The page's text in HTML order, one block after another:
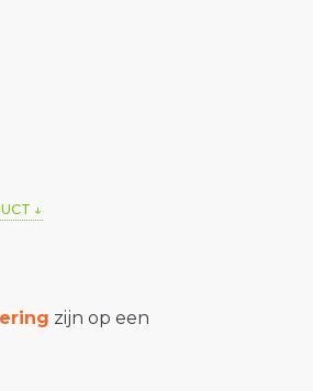
zijn op een